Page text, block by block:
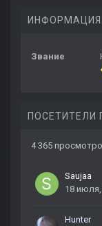
ИНФОРМАЦИЯ
Звание
ПОСЕТИТЕЛИ
4 365
Saujaa
18
Hunter